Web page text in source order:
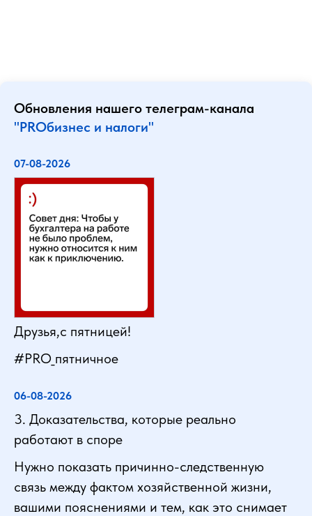
Обновления нашего телеграм-канала
"PROбизнес и налоги"
07-08-2026
Друзья,с пятницей!
#PRO_пятничное
06-08-2026
3. Доказательства, которые реально
работают в споре
Нужно показать причинно-следственную
связь между фактом хозяйственной жизни,
вашими пояснениями и тем, как это снимает